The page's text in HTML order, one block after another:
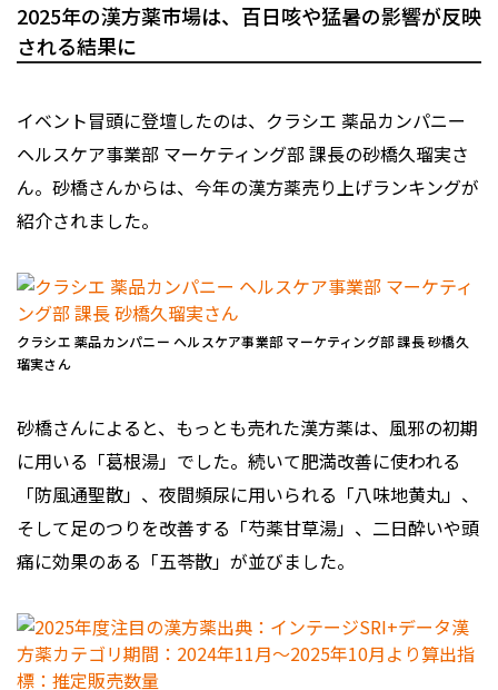
2025年の漢方薬市場は、百日咳や猛暑の影響が反映
される結果に
イベント冒頭に登壇したのは、クラシエ 薬品カンパニー
ヘルスケア事業部 マーケティング部 課長の砂橋久瑠実さ
ん。砂橋さんからは、今年の漢方薬売り上げランキングが
紹介されました。
クラシエ 薬品カンパニー ヘルスケア事業部 マーケティング部 課長 砂橋久
瑠実さん
砂橋さんによると、もっとも売れた漢方薬は、風邪の初期
に用いる「葛根湯」でした。続いて肥満改善に使われる
「防風通聖散」、夜間頻尿に用いられる「八味地黄丸」、
そして足のつりを改善する「芍薬甘草湯」、二日酔いや頭
痛に効果のある「五苓散」が並びました。